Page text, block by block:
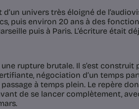
univers très éloigné de
puis environ 20 ans à des
puis à Paris. L’écriture était
une rupture brutale. Il s’est construit
négociation d’un temps
à temps plein. Le repère
de se lancer complètement,